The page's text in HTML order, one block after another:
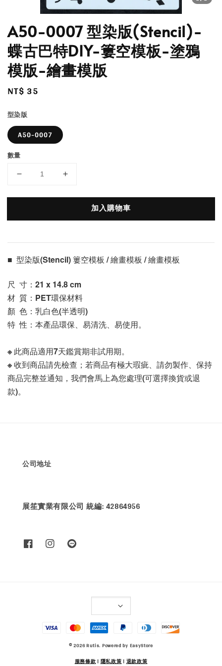
A50-0007 型染版(Stencil)-
蝶古巴特DIY-簍空模板-塗鴉
模版-繪畫模版
Regular
NT$ 35
型染版
A50-0007
數量
加入購物車
■ 型染版(Stencil) 簍空模板 / 繪畫模板 / 繪畫模板
尺  寸： 21 x 14.8 cm
材  質：PET環保材料
顏  色：乳白色(半透明)
特  性：本產品環保、易清洗、易使用。
※ 此商品適用7天鑑賞期非試用期。
※ 收到商品請先檢查；若商品有極大瑕疵、請勿製作、保持
商品完整並通知，我們會馬上為您處理(可選擇換貨或退
款)。
公司地址
展笙實業有限公司 統編: 42864956
© 2026 Rutis. Powered by EasyStore
服務條款| 隱私政策| 退款政策